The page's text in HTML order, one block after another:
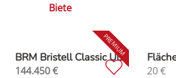
Biete
BRM Bristell Classic UL
144.450€
20€